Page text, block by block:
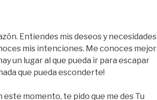
Entiendes mis deseos y necesidades
mis intenciones. Me conoces mejor
un lugar al que pueda ir para escapar
que pueda esconderte!
este momento, te pido que me des Tu